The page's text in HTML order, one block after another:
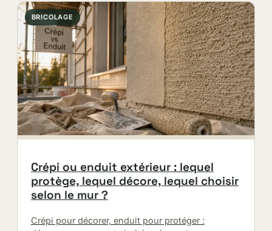
BRICOLAGE
Crépi ou enduit extérieur : lequel
protège, lequel décore, lequel choisir
selon le mur ?
Crépi pour décorer, enduit pour protéger :